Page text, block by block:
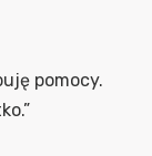
pomocy.